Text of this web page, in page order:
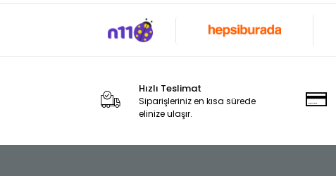
Hızlı Teslimat
Siparişleriniz en kısa sürede
elinize ulaşır.